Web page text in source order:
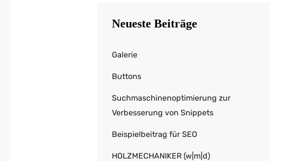
Neueste Beiträge
Galerie
Buttons
Suchmaschinenoptimierung zur
Verbesserung von Snippets
Beispielbeitrag für SEO
HOLZMECHANIKER (w|m|d)